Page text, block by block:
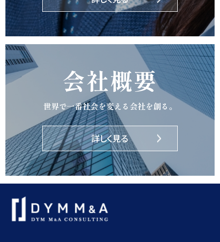
会社概要
世界で一番社会を変える会社を創る。
詳しく見る